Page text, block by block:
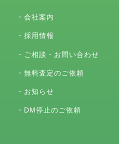
・会社案内
・採用情報
・ ご相談・お問い合わせ
・無料査定のご依頼
・ お知らせ
・ DM停止のご依頼